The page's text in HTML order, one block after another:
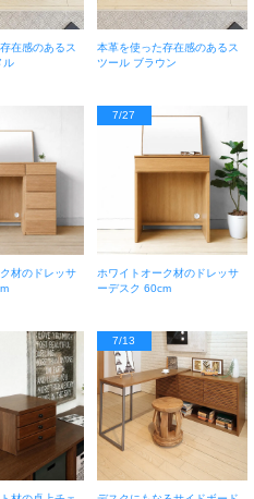
在感のあるス
ル
本革を使った存在感のあるス
ツール ブラウン
材のドレッサ
7/27
ホワイトオーク材のドレッサ
ーデスク 60cm
7/13